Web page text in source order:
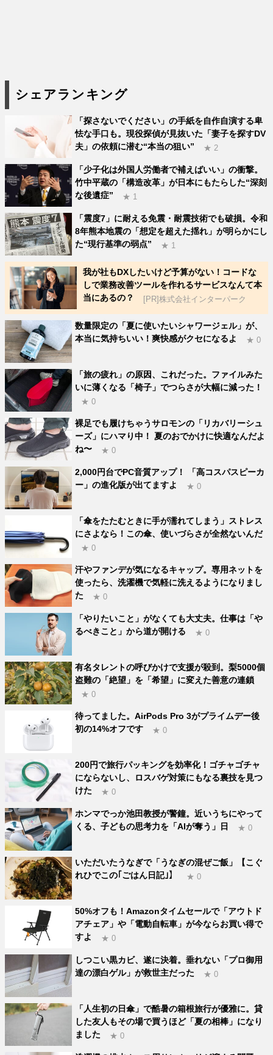
シェアランキング
「探さないでください」の手紙を自作自演する卑
怯な手口も。現役探偵が見抜いた「妻子を探すDV
夫」の依頼に潜む“本当の狙い”
★ 2
「少子化は外国人労働者で補えばいい」の衝撃。
竹中平蔵の「構造改革」が日本にもたらした“深刻
な後遺症”
★ 1
「震度7」に耐える免震・耐震技術でも破損。令和
8年熊本地震の「想定を超えた揺れ」が明らかにし
た“現行基準の弱点”
★ 1
我が社もDXしたいけど予算がない！コードな
しで業務改善ツールを作れるサービスなんて本
当にあるの？
[PR]株式会社インターパーク
数量限定の「夏に使いたいシャワージェル」が、
本当に気持ちいい！爽快感がクセになるよ
★ 0
「旅の疲れ」の原因、これだった。ファイルみた
いに薄くなる「椅子」でつらさが大幅に減った！
★ 0
裸足でも履けちゃうサロモンの「リカバリーシュ
ーズ」にハマり中！ 夏のおでかけに快適なんだよ
ね〜
★ 0
2,000円台でPC音質アップ！ 「高コスパスピーカ
ー」の進化版が出てますよ
★ 0
「傘をたたむときに手が濡れてしまう」ストレス
にさよなら！この傘、使いづらさが全然ないんだ
★ 0
汗やファンデが気になるキャップ。専用ネットを
使ったら、洗濯機で気軽に洗えるようになりまし
た
★ 0
「やりたいこと」がなくても大丈夫。仕事は「や
るべきこと」から道が開ける
★ 0
有名タレントの呼びかけで支援が殺到。梨5000個
盗難の「絶望」を「希望」に変えた善意の連鎖
★ 0
待ってました。AirPods Pro 3がプライムデー後
初の14%オフです
★ 0
200円で旅行パッキングを効率化！ゴチャゴチャ
にならないし、ロスバゲ対策にもなる裏技を見つ
けた
★ 0
ホンマでっか池田教授が警鐘。近いうちにやって
くる、子どもの思考力を「AIが奪う」日
★ 0
いただいたうなぎで「うなぎの混ぜご飯」【こぐ
れひでこの｢ごはん日記｣】
★ 0
50%オフも！Amazonタイムセールで「アウトド
アチェア」や「電動自転車」が今ならお買い得で
すよ
★ 0
しつこい黒カビ、遂に決着。垂れない「プロ御用
達の漂白ゲル」が救世主だった
★ 0
「人生初の日傘」で酷暑の箱根旅行が優雅に。貸
した友人もその場で買うほど「夏の相棒」になり
ました
★ 0